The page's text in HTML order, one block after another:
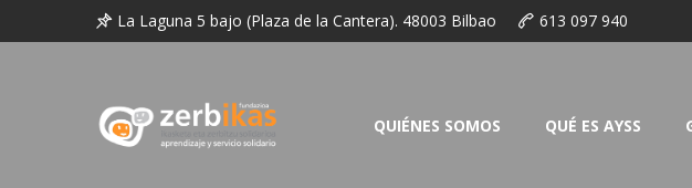
La Laguna 5 bajo (Plaza de la Cantera). 48003 Bilbao 613 097 940
QUIÉNES SOMOS QUÉ ES AYSS